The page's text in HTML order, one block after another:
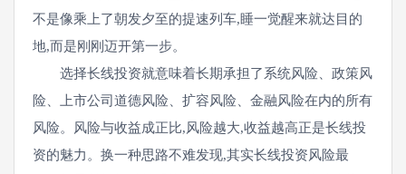
不是像乘上了朝发夕至的提速列车,睡一觉醒来就达目的
地,而是刚刚迈开第一步。
选择长线投资就意味着长期承担了系统风险、政策风
险、上市公司道德风险、扩容风险、金融风险在内的所有
风险。风险与收益成正比,风险越大,收益越高正是长线投
资的魅力。换一种思路不难发现,其实长线投资风险最